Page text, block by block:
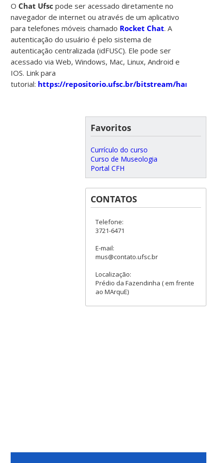
O Chat Ufsc pode ser acessado diretamente no
navegador de internet ou através de um aplicativo
para telefones móveis chamado Rocket Chat. A
autenticação do usuário é pelo sistema de
autenticação centralizada (idFUSC). Ele pode ser
acessado via Web, Windows, Mac, Linux, Android e
IOS. Link para
tutorial: https://repositorio.ufsc.br/bitstream/handle/
Favoritos
Currículo do curso
Curso de Museologia
Portal CFH
CONTATOS
Telefone:
3721-6471
E-mail:
mus@contato.ufsc.br
Localização:
Prédio da Fazendinha ( em frente
ao MArquE)